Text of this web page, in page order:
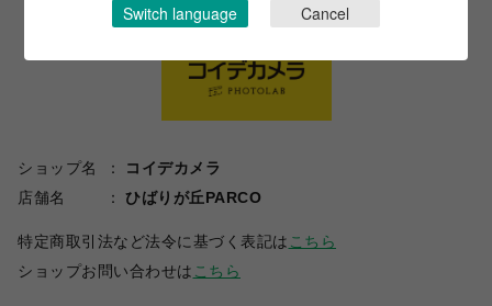
ショップ名
コイデカメラ
店舗名
ひばりが丘PARCO
特定商取引法など法令に基づく表記は こちら
ショップお問い合わせは こちら
Switch language Cancel